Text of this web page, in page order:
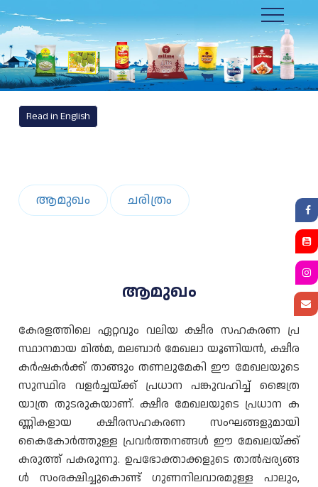
Toggle
navigation
Read in English
ആമുഖം ചരിത്രം
ആമുഖം
കേരളത്തിലെ ഏറ്റവും വലിയ ക്ഷീര സഹകരണ പ്ര
സ്ഥാനമായ മിൽമ, മലബാർ മേഖലാ യൂണിയൻ, ക്ഷീര
കർഷകർക്ക് താങ്ങും തണലുമേകി ഈ മേഖലയുടെ
സുസ്ഥിര വളർച്ചയ്ക്ക് പ്രധാന പങ്കുവഹിച്ച് ജൈത്ര
യാത്ര തുടരുകയാണ്. ക്ഷീര മേഖലയുടെ പ്രധാന ക
ണ്ണികളായ ക്ഷീരസഹകരണ സംഘങ്ങളുമായി
കൈകോർത്തുള്ള പ്രവർത്തനങ്ങൾ ഈ മേഖലയ്ക്ക്
കരുത്ത് പകരുന്നു. ഉപഭോക്താക്കളുടെ താൽപ്പര്യങ്ങ
ൾ സംരക്ഷിച്ചുകൊണ്ട് ഗുണനിലവാരമുള്ള പാലും,